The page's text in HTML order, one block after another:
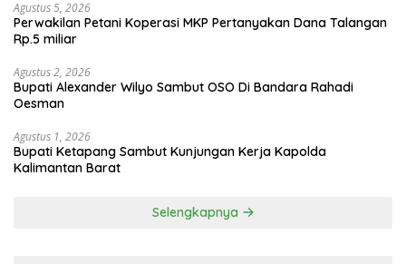
Agustus 5, 2026
Perwakilan Petani Koperasi MKP Pertanyakan Dana Talangan
Rp.5 miliar
Agustus 2, 2026
Bupati Alexander Wilyo Sambut OSO Di Bandara Rahadi
Oesman
Agustus 1, 2026
Bupati Ketapang Sambut Kunjungan Kerja Kapolda
Kalimantan Barat
Selengkapnya